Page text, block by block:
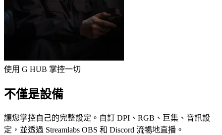
使用 G HUB 掌控一切
不僅是設備
讓您掌控自己的完整設定。自訂 DPI、RGB、巨集、音訊設
定，並透過 Streamlabs OBS 和 Discord 流暢地直播。